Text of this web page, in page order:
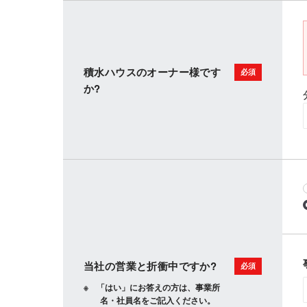
積水ハウスのオーナー様です
か?
当社の営業と折衝中ですか?
「はい」にお答えの方は、事業所
名・社員名をご記入ください。